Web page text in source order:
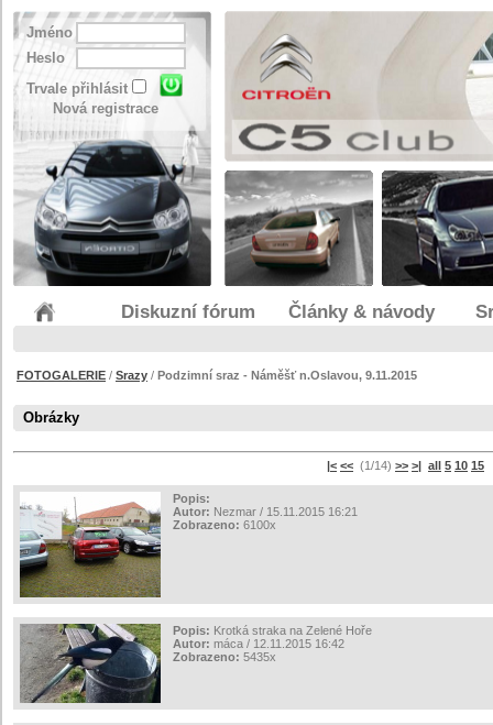
Jméno
Heslo
Trvale přihlásit
Nová registrace
Diskuzní fórum Články & návody
FOTOGALERIE / Srazy / Podzimní sraz - Náměšť n.Oslavou, 9.11.2015
Obrázky
|< << (1/14) >> >| all 5 10 15
Popis:
Autor: Nezmar / 15.11.2015 16:21
Zobrazeno: 6100x
Popis: Krotká straka na Zelené Hoře
Autor: máca / 12.11.2015 16:42
Zobrazeno: 5435x